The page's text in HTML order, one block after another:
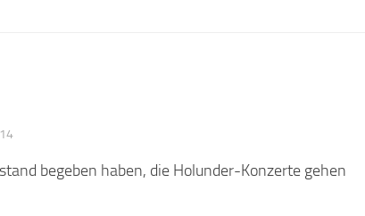
begeben haben, die Holunder-Konzerte gehen